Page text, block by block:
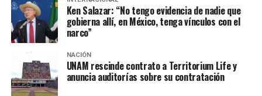
NOTAS RELACIONADAS: CLAUDIA SHEINBAUM
NOTICIAS
PAN PRI
SIGUIENTE
AMLO da Grito de Independencia 2023
NO TE PIERDAS
Sheinbaum iniciará gira nacional para tomar protesta a
comités de defensa y promoción de la 4T
Ken Salazar: “No tengo evidencia de nadie que
gobierna allí, en México, tenga vínculos con el
narco”
NACIÓN
UNAM rescinde contrato a Territorium Life y
anuncia auditorías sobre su contratación